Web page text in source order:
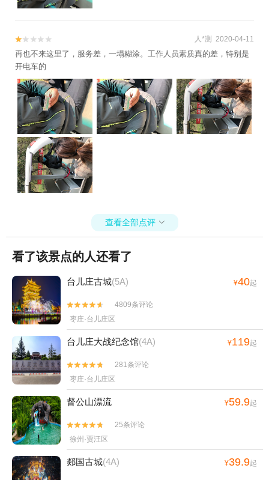

 人*测 2020-04-11
再也不来这里了，服务差，一塌糊涂。工作人员素质真的差，特别是
开电车的
查看全部点评 
看了该景点的人还看了
台儿庄古城(5A) ¥40起


4809条评论
枣庄·台儿庄区
台儿庄大战纪念馆(4A) ¥119起


281条评论
枣庄·台儿庄区
督公山漂流 ¥59.9起


25条评论
徐州·贾汪区
郯国古城(4A) ¥39.9起